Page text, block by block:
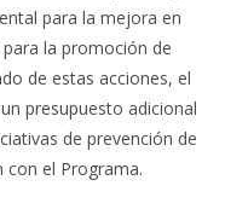
para la mejora en
la promoción de
de estas acciones, el
presupuesto adicional
de prevención de
con el Programa.